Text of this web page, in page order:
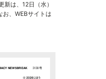
は、12日（水）
お、WEBサイトは